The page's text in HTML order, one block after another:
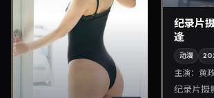
纪录片
逢
动漫
主演：黄
纪录片摄